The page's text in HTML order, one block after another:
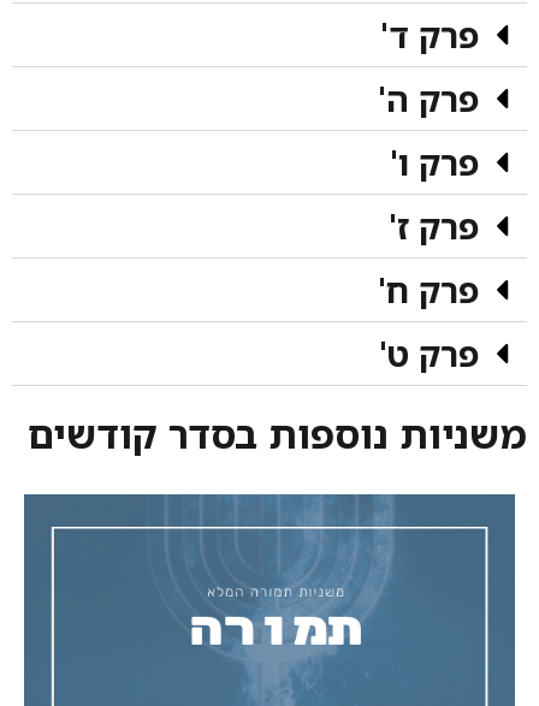
פרק ד'
פרק ה'
פרק ו'
פרק ז'
פרק ח'
פרק ט'
משניות נוספות בסדר קודשים